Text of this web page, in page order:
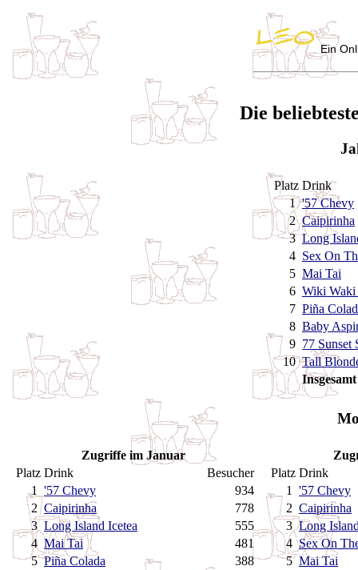
Ein
Die
Platz Drink
1 '57 Chevy
2 Caipirinha
3 Long
4 Sex On
5 Mai Tai
6 Wiki Waki
7 Piña
8 Baby
9 77 Sunset
10 Tall
Insgesamt
Zugriffe im Januar
Platz Drink
Besucher
1
'57 Chevy
934
2 Caipirinha
778
3 Long Island Icetea
555
4 Mai Tai
481
5 Piña Colada
388
Platz Drink
1
'57 Chevy
2 Caipirinha
3 Long
4 Sex On
5 Mai Tai